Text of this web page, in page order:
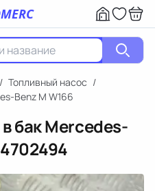
/ Топливный насос /
Benz M W166
бак Mercedes-